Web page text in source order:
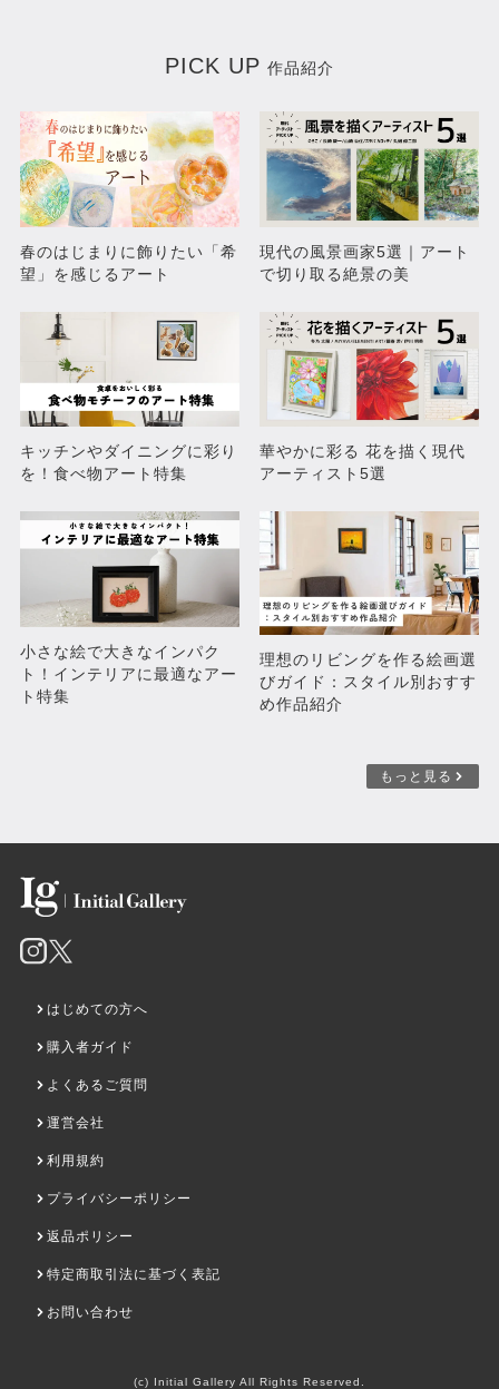
ハチドリとハイビスカス
¥57,000
好奇心 CURIOSITY
売約済み
僕らならできる/ WE’VE GOT
THIS 【～旅・冒険編～掲載作
PICK UP 作品紹介
春のはじまりに飾りたい「希
望」を感じるアート
現代の風景画家5選｜アート
で切り取る絶景の美
キッチンやダイニングに彩り
を！食べ物アート特集
華やかに彩る 花を描く現代
アーティスト5選
小さな絵で大きなインパク
ト！インテリアに最適なアー
ト特集
理想のリビングを作る絵画選
びガイド：スタイル別おすす
め作品紹介
もっと見る
はじめての方へ
購入者ガイド
よくあるご質問
運営会社
利用規約
プライバシーポリシー
返品ポリシー
特定商取引法に基づく表記
お問い合わせ
(c) Initial Gallery All Rights Reserved.